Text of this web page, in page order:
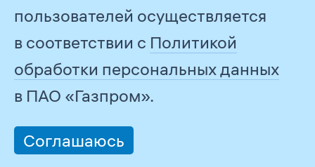
Лебедева
Информация о сайте
Разработано вМедиа Стандарте
пользователей осуществляется
в соответствии с Политикой
обработки персональных данных
в ПАО «Газпром».
Соглашаюсь